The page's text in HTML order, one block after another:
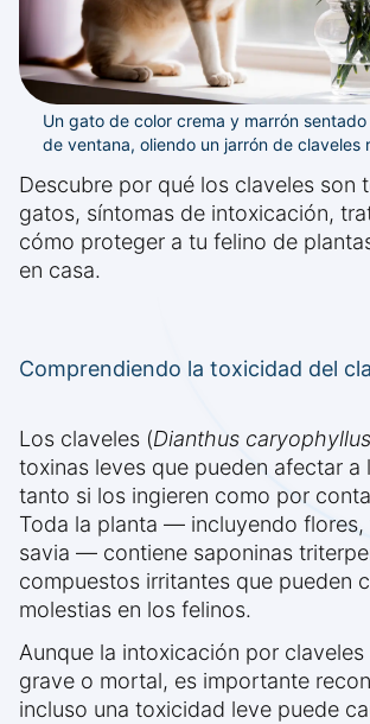
Un gato de color crema y marrón
de ventana, oliendo un jarrón de claveles
Descubre por qué los claveles son
gatos, síntomas de intoxicación,
cómo proteger a tu felino de
en casa.
Comprendiendo la toxicidad del
Los claveles (Dianthus caryophyllus
toxinas leves que pueden afectar a
tanto si los ingieren como por
Toda la planta — incluyendo flores,
savia — contiene saponinas
compuestos irritantes que pueden
molestias en los felinos.
Aunque la intoxicación por claveles
grave o mortal, es importante
incluso una toxicidad leve puede